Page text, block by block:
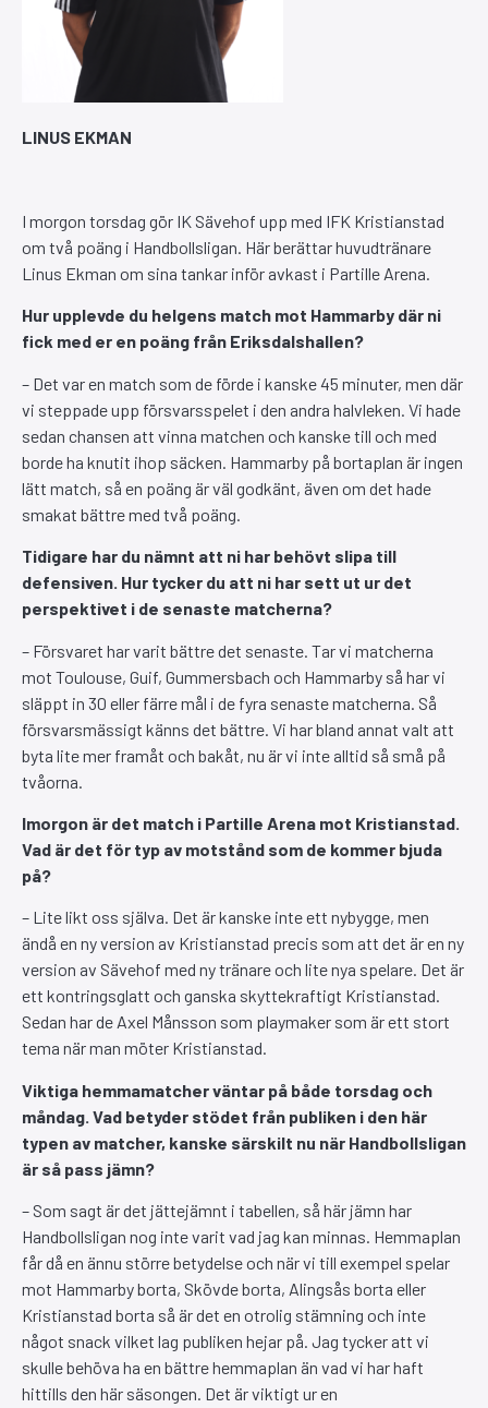
LINUS EKMAN
I morgon torsdag gör IK Sävehof upp med IFK Kristianstad
om två poäng i Handbollsligan. Här berättar huvudtränare
Linus Ekman om sina tankar inför avkast i Partille Arena.
Hur upplevde du helgens match mot Hammarby där ni
fick med er en poäng från Eriksdalshallen?
– Det var en match som de förde i kanske 45 minuter, men där
vi steppade upp försvarsspelet i den andra halvleken. Vi hade
sedan chansen att vinna matchen och kanske till och med
borde ha knutit ihop säcken. Hammarby på bortaplan är ingen
lätt match, så en poäng är väl godkänt, även om det hade
smakat bättre med två poäng.
Tidigare har du nämnt att ni har behövt slipa till
defensiven. Hur tycker du att ni har sett ut ur det
perspektivet i de senaste matcherna?
– Försvaret har varit bättre det senaste. Tar vi matcherna
mot Toulouse, Guif, Gummersbach och Hammarby så har vi
släppt in 30 eller färre mål i de fyra senaste matcherna. Så
försvarsmässigt känns det bättre. Vi har bland annat valt att
byta lite mer framåt och bakåt, nu är vi inte alltid så små på
tvåorna.
Imorgon är det match i Partille Arena mot Kristianstad.
Vad är det för typ av motstånd som de kommer bjuda
på?
– Lite likt oss själva. Det är kanske inte ett nybygge, men
ändå en ny version av Kristianstad precis som att det är en ny
version av Sävehof med ny tränare och lite nya spelare. Det är
ett kontringsglatt och ganska skyttekraftigt Kristianstad.
Sedan har de Axel Månsson som playmaker som är ett stort
tema när man möter Kristianstad.
Viktiga hemmamatcher väntar på både torsdag och
måndag. Vad betyder stödet från publiken i den här
typen av matcher, kanske särskilt nu när Handbollsligan
är så pass jämn?
– Som sagt är det jättejämnt i tabellen, så här jämn har
Handbollsligan nog inte varit vad jag kan minnas. Hemmaplan
får då en ännu större betydelse och när vi till exempel spelar
mot Hammarby borta, Skövde borta, Alingsås borta eller
Kristianstad borta så är det en otrolig stämning och inte
något snack vilket lag publiken hejar på. Jag tycker att vi
skulle behöva ha en bättre hemmaplan än vad vi har haft
hittills den här säsongen. Det är viktigt ur en